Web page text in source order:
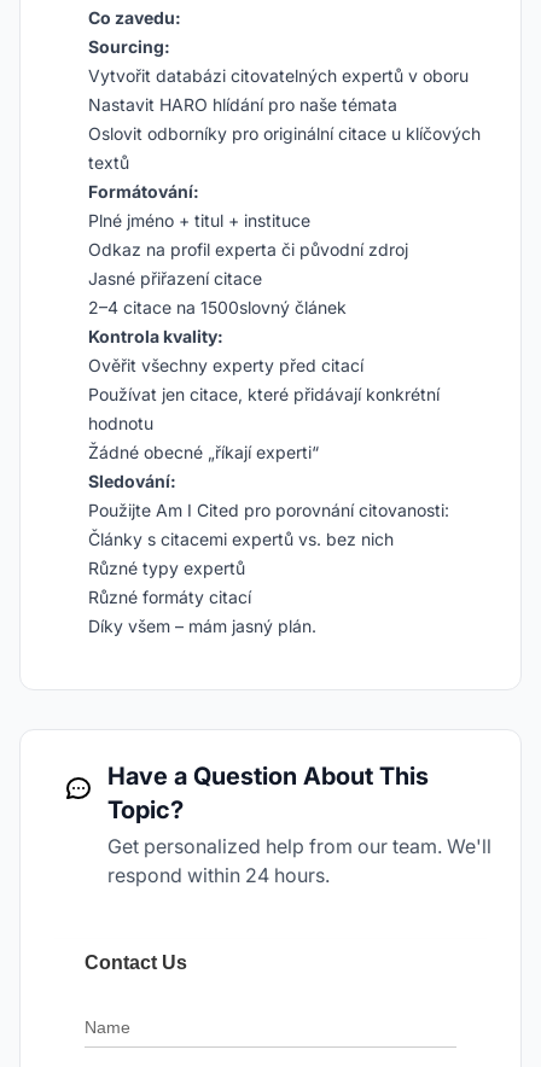
Co zavedu:
Sourcing:
Vytvořit databázi citovatelných expertů v oboru
Nastavit HARO hlídání pro naše témata
Oslovit odborníky pro originální citace u klíčových
textů
Formátování:
Plné jméno + titul + instituce
Odkaz na profil experta či původní zdroj
Jasné přiřazení citace
2–4 citace na 1500slovný článek
Kontrola kvality:
Ověřit všechny experty před citací
Používat jen citace, které přidávají konkrétní
hodnotu
Žádné obecné „říkají experti“
Sledování:
Použijte Am I Cited pro porovnání citovanosti:
Články s citacemi expertů vs. bez nich
Různé typy expertů
Různé formáty citací
Díky všem – mám jasný plán.
Have a Question About This
Topic?
Get personalized help from our team. We'll
respond within 24 hours.